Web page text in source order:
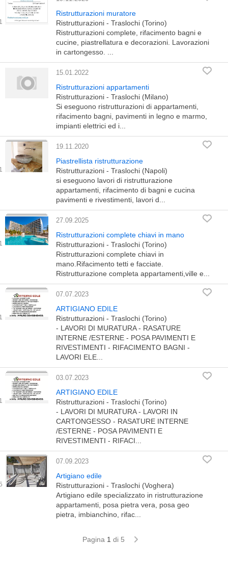
Ristrutturazioni muratore
Ristrutturazioni - Traslochi (Torino)
Ristrutturazioni complete, rifacimento bagni e
cucine, piastrellatura e decorazioni. Lavorazioni
in cartongesso. ...
15.01.2022
Ristrutturazioni appartamenti
Ristrutturazioni - Traslochi (Milano)
Si eseguono ristrutturazioni di appartamenti,
rifacimento bagni, pavimenti in legno e marmo,
impianti elettrici ed i...
19.11.2020
Piastrellista ristrutturazione
Ristrutturazioni - Traslochi (Napoli)
si eseguono lavori di ristrutturazione
appartamenti, rifacimento di bagni e cucina
pavimenti e rivestimenti, lavori d...
27.09.2025
Ristrutturazioni complete chiavi in mano
Ristrutturazioni - Traslochi (Torino)
Ristrutturazioni complete chiavi in
mano.Rifacimento tetti e facciate.
Ristrutturazione completa appartamenti,ville e...
07.07.2023
ARTIGIANO EDILE
Ristrutturazioni - Traslochi (Torino)
- LAVORI DI MURATURA - RASATURE
INTERNE /ESTERNE - POSA PAVIMENTI E
RIVESTIMENTI - RIFACIMENTO BAGNI -
LAVORI ELE...
03.07.2023
ARTIGIANO EDILE
Ristrutturazioni - Traslochi (Torino)
- LAVORI DI MURATURA - LAVORI IN
CARTONGESSO - RASATURE INTERNE
/ESTERNE - POSA PAVIMENTI E
RIVESTIMENTI - RIFACI...
07.09.2023
Artigiano edile
Ristrutturazioni - Traslochi (Voghera)
Artigiano edile specializzato in ristrutturazione
appartamenti, posa pietra vera, posa geo
pietra, imbianchino, rifac...
Pagina 1 di 5